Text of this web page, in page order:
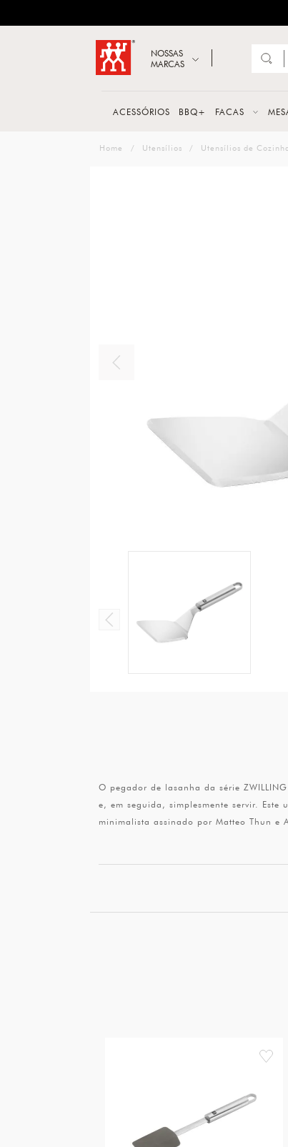
ZWILLING
NOSSAS
MARCAS
ACESSÓRIOS BBQ+ FACAS
Utensílios Utensílios de Cozinha
O pegador de lasanha da série
e, em seguida, simplesmente servir.
minimalista assinado por Matteo Thun e
favorite